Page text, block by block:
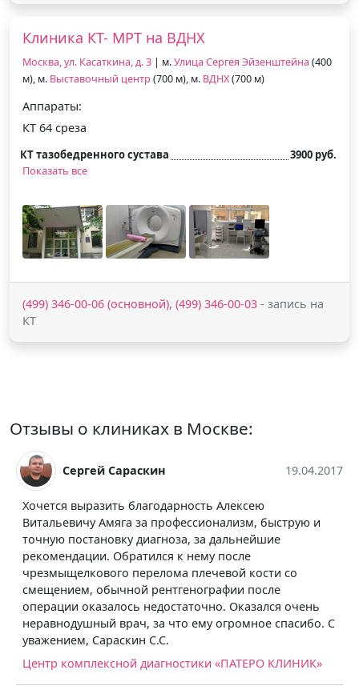
Клиника КТ- МРТ на ВДНХ
Москва, ул. Касаткина, д. 3 | м.Улица Сергея Эйзенштейна (400
м), м. Выставочный центр (700 м), м. ВДНХ(700 м)
Аппараты:
КТ 64 среза
КТ тазобедренного сустава
3900 руб.
Показать все
(499) 346-00-06 (основной), (499) 346-00-03 - запись на
КТ
Отзывы о клиниках в Москве:
19.04.2017
благодарность Алексею
за профессионализм, быструю и
диагноза, за дальнейшие
к нему после
перелома плечевой кости со
рентгенографии после
недостаточно. Оказался очень
за что ему огромное спасибо. С
С.С.
диагностики «ПАТЕРО КЛИНИК»
Павел
Не экономьте на
дорогого КТ
показал. И лечился
осложнений. В
сделал его на
заключение почти
новое лечение,
вижу. Спасибо
Городская